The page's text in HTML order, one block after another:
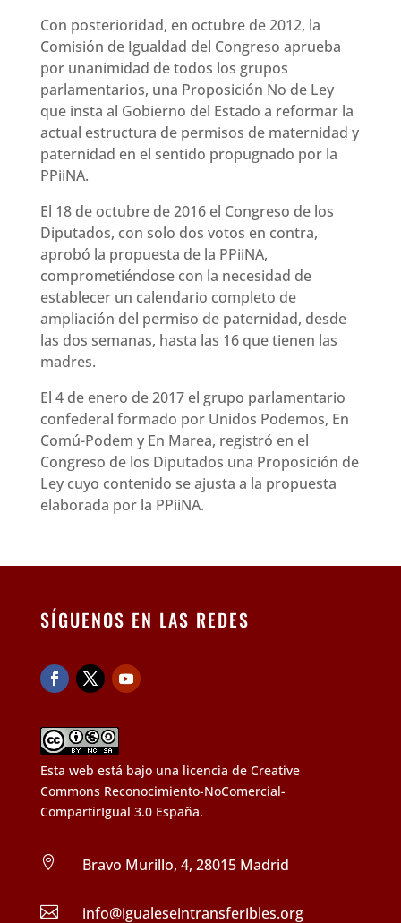
Con posterioridad, en octubre de 2012, la
Comisión de Igualdad del Congreso aprueba
por unanimidad de todos los grupos
parlamentarios, una Proposición No de Ley
que insta al Gobierno del Estado a reformar la
actual estructura de permisos de maternidad y
paternidad en el sentido propugnado por la
PPiiNA.
El 18 de octubre de 2016 el Congreso de los
Diputados, con solo dos votos en contra,
aprobó la propuesta de la PPiiNA,
comprometiéndose con la necesidad de
establecer un calendario completo de
ampliación del permiso de paternidad, desde
las dos semanas, hasta las 16 que tienen las
madres.
El 4 de enero de 2017 el grupo parlamentario
confederal formado por Unidos Podemos, En
Comú-Podem y En Marea, registró en el
Congreso de los Diputados una Proposición de
Ley cuyo contenido se ajusta a la propuesta
elaborada por la PPiiNA.
SÍGUENOS EN LAS REDES
Esta web está bajo una licencia de Creative
Commons Reconocimiento-NoComercial-
CompartirIgual 3.0 España.
 Bravo Murillo, 4, 28015 Madrid
 info@igualeseintransferibles.org